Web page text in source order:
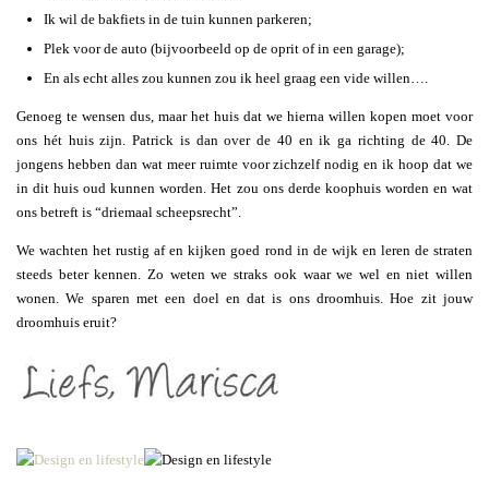
Ik wil de bakfiets in de tuin kunnen parkeren;
Plek voor de auto (bijvoorbeeld op de oprit of in een garage);
En als echt alles zou kunnen zou ik heel graag een vide willen….
Genoeg te wensen dus, maar het huis dat we hierna willen kopen moet voor
ons hét huis zijn. Patrick is dan over de 40 en ik ga richting de 40. De
jongens hebben dan wat meer ruimte voor zichzelf nodig en ik hoop dat we
in dit huis oud kunnen worden. Het zou ons derde koophuis worden en wat
ons betreft is “driemaal scheepsrecht”.
We wachten het rustig af en kijken goed rond in de wijk en leren de straten
steeds beter kennen. Zo weten we straks ook waar we wel en niet willen
wonen. We sparen met een doel en dat is ons droomhuis. Hoe zit jouw
droomhuis eruit?